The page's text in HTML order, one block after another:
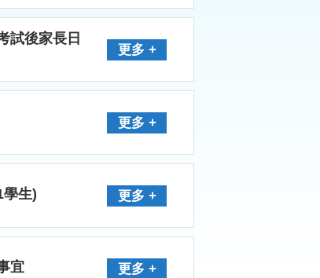
試後家長日
更多 +
更多 +
學生) 更多 +
宜 更多 +